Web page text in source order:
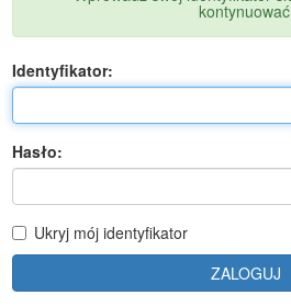
Identyfikator:
Hasło:
Ukryj mój identyfikator
ZALOGUJ